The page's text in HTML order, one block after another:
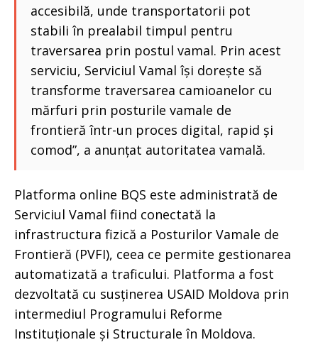
accesibilă, unde transportatorii pot
stabili în prealabil timpul pentru
traversarea prin postul vamal. Prin acest
serviciu, Serviciul Vamal își dorește să
transforme traversarea camioanelor cu
mărfuri prin posturile vamale de
frontieră într-un proces digital, rapid și
comod”, a anunțat autoritatea vamală.
Platforma online BQS este administrată de
Serviciul Vamal fiind conectată la
infrastructura fizică a Posturilor Vamale de
Frontieră (PVFI), ceea ce permite gestionarea
automatizată a traficului. Platforma a fost
dezvoltată cu susținerea USAID Moldova prin
intermediul Programului Reforme
Instituționale și Structurale în Moldova.